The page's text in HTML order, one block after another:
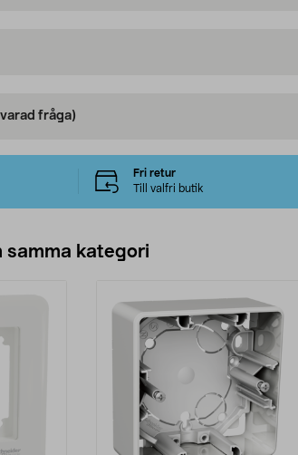
fråga)
Fri retur
Till valfri butik
samma kategori